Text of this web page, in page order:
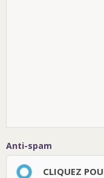
Anti-spam
CLIQUEZ